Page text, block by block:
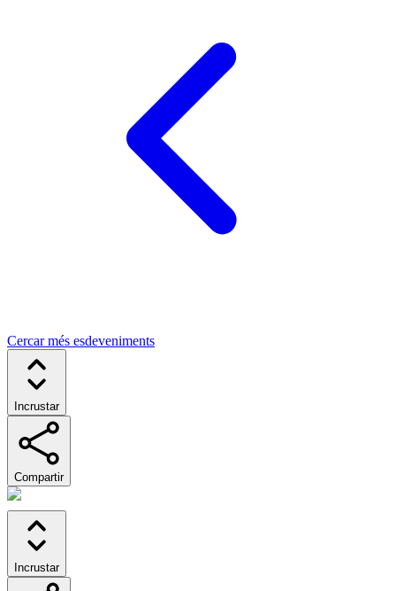
Cercar més esdeveniments
Incrustar
Compartir
Incrustar